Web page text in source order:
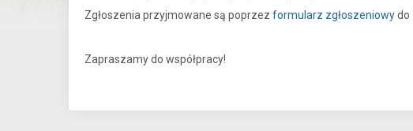
Zgłoszenia przyjmowane są poprzez formularz zgłoszeniowydo
Zapraszamy do współpracy!